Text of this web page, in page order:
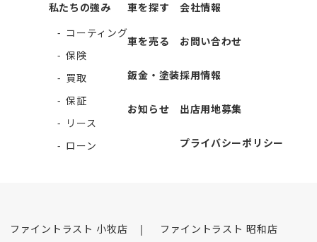
私たちの強み
コーティング
保険
買取
保証
リース
ローン
車を探す
車を売る
鈑金・塗装
お知らせ
会社情報
お問い合わせ
採用情報
出店用地募集
プライバシーポリシー
ファイントラスト 小牧店 ファイントラスト 昭和店